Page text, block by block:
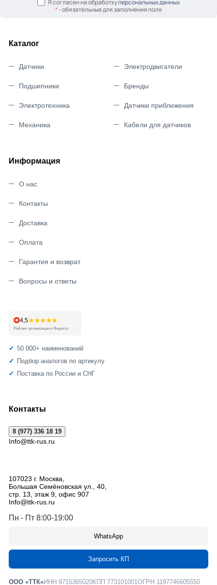
Я согласен на обработкуперсональных данных
*- обязательные для заполнения поля
Каталог
Датчики
Подшипники
Электротехника
Механика
Электродвигатели
Бренды
Датчики приближения
Кабели для датчиков
Информация
О нас
Контакты
Доставка
Оплата
Гарантия и возврат
Вопросы и ответы
4,5★★★★★
Рейтинг организации в Яндексе
50 000+ наименований
Подбор аналогов по артикулу
Поставка по России и СНГ
Контакты
8 (977) 336 18 19
Info@ttk-rus.ru
107023 г. Москва,
Большая Семёновская ул., 40,
стр. 13, этаж 9, офис 907
Info@ttk-rus.ru
Пн - Пт 8:00-19:00
WhatsApp
Запросить КП
ООО «ТТК»ИНН 9715365020КПП 773101001ОГРН 1197746605550